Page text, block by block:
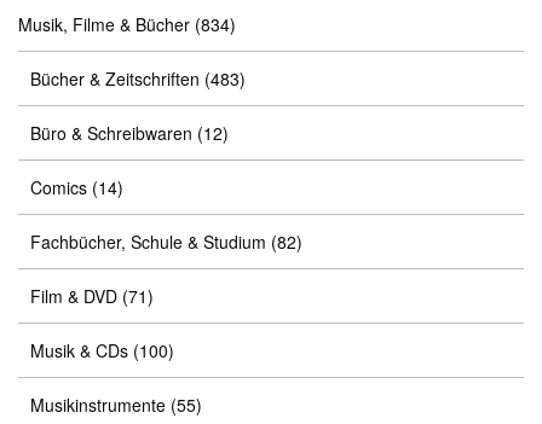
Musik, Filme & Bücher (834)
Bücher & Zeitschriften (483)
Büro & Schreibwaren (12)
Comics (14)
Fachbücher, Schule & Studium (82)
Film & DVD (71)
Musik & CDs (100)
Musikinstrumente (55)